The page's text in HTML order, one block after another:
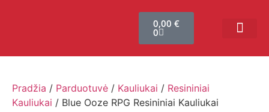
0,00€
0
Pradžia / Parduotuvė / Kauliukai / Resininiai
Kauliukai / Blue Ooze RPG Resininiai Kauliukai